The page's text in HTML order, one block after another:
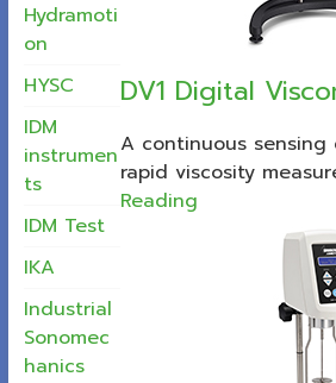
DV1 Digital
A continuous
rapid viscosity
Reading
Hydramoti
on
HYSC
IDM
instrumen
ts
IDM Test
IKA
Industrial
Sonomec
hanics